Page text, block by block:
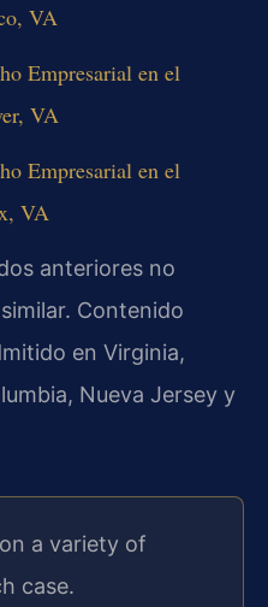
VA
Empresarial en el
VA
Empresarial en el
VA
anteriores no
Contenido
en Virginia,
Nueva Jersey y
a variety of
case.